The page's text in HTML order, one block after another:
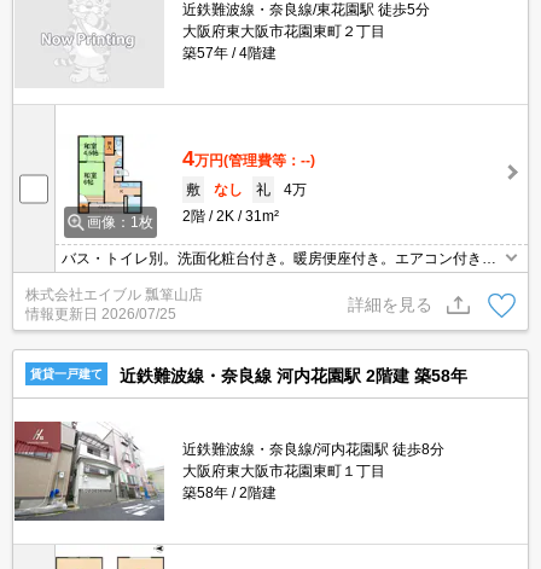
近鉄難波線・奈良線/東花園駅 徒歩5分
大阪府東大阪市花園東町２丁目
築57年
4階建
画像：1枚
4万円(管理費等：--)
敷
なし 礼
4万
2階
2K 31m²
バス・トイレ別。洗面化粧台付き。暖房便座付き。エアコン付き。
ガスコンロ設置可。インターホン付き。インターネット無料。
株式会社エイブル 瓢箪山店
情報更新日 2026/07/25
詳細を見る
賃貸一戸建て 近鉄難波線・奈良線 河内花園駅 2階建 築58年
近鉄難波線・奈良線/河内花園駅 徒歩8分
大阪府東大阪市花園東町１丁目
築58年
2階建